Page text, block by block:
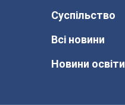
Суспільство
Всі новини
Новини освіти